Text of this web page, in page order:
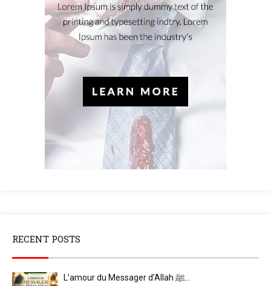
RECENT POSTS
L’amour du Messager d’Allah ﷺ…